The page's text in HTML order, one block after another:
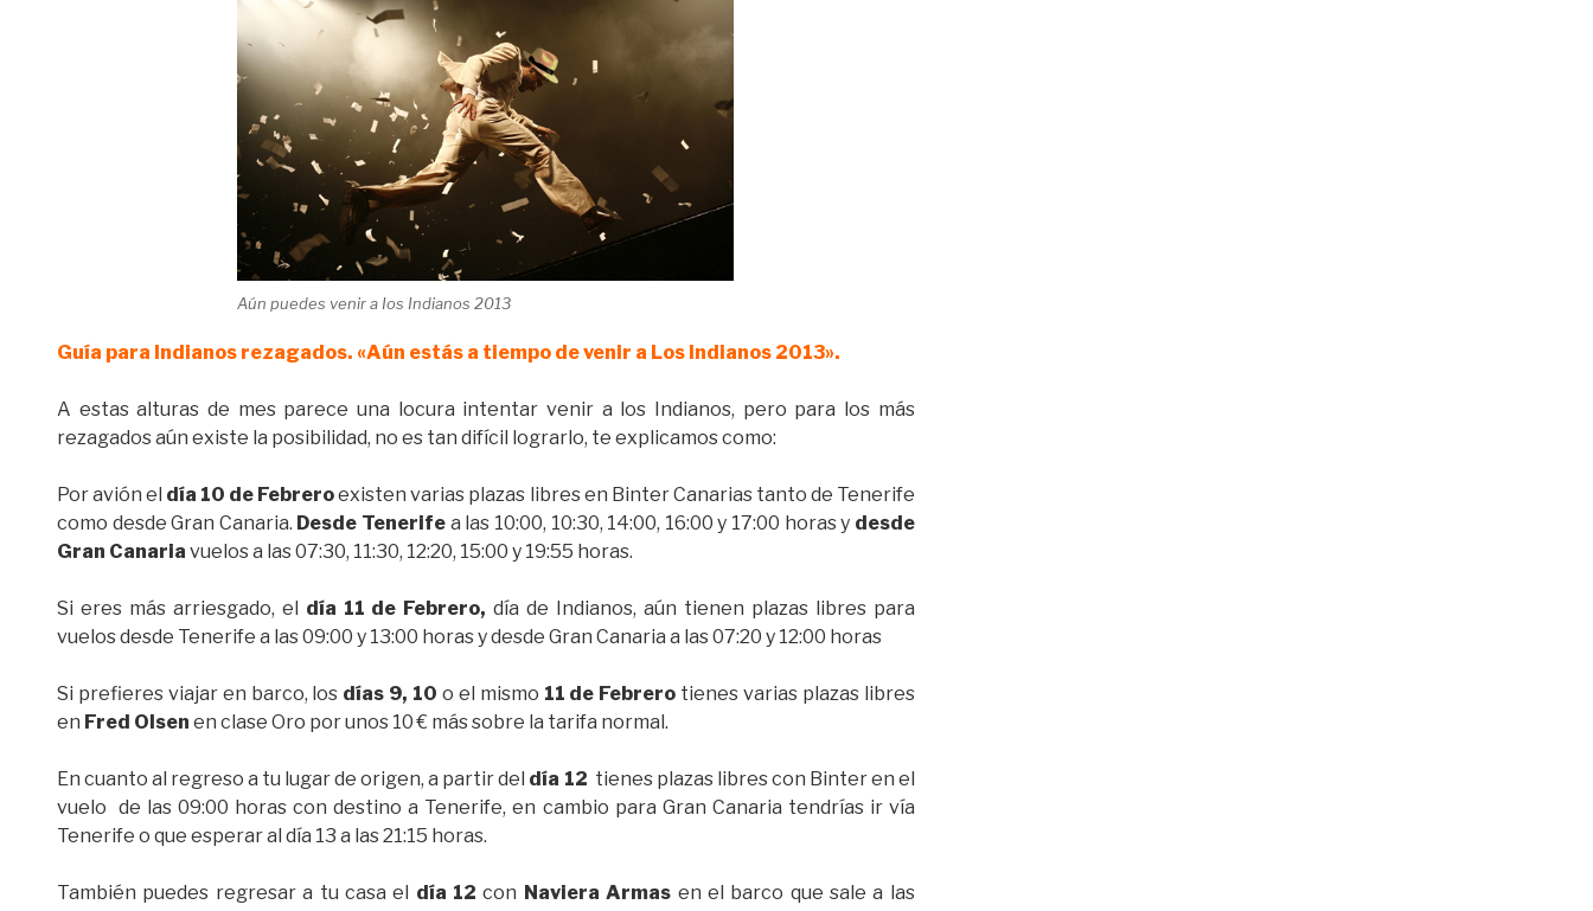
Aún puedes venir a Ios Indianos 2013
Guía para Indianos rezagados. «Aún estás a tiempo de venir a Los Indianos 2013».
A estas alturas de mes parece una locura intentar venir a los Indianos, pero para los más
rezagados aún existe la posibilidad, no es tan difícil lograrlo, te explicamos como:
Por avión el día 10 de Febreroexisten varias plazas libres en Binter Canarias tanto de Tenerife
como desde Gran Canaria. Desde Tenerife a las 10:00, 10:30, 14:00, 16:00 y 17:00 horas y desde
Gran Canaria vuelos a las 07:30, 11:30, 12:20, 15:00 y 19:55 horas.
Si eres más arriesgado, el día 11 de Febrero, día de Indianos, aún tienen plazas libres para
vuelos desde Tenerife a las 09:00 y 13:00 horas y desde Gran Canaria a las 07:20 y 12:00 horas
Si prefieres viajar en barco, los días 9, 10 o el mismo 11 de Febrero tienes varias plazas libres
en Fred Olsen en clase Oro por unos 10 € más sobre la tarifa normal.
En cuanto al regreso a tu lugar de origen, a partir del día 12 tienes plazas libres con Binter en el
vuelo de las 09:00 horas con destino a Tenerife, en cambio para Gran Canaria tendrías ir vía
Tenerife o que esperar al día 13 a las 21:15 horas.
También puedes regresar a tu casa el día 12 con Naviera Armas en el barco que sale a las